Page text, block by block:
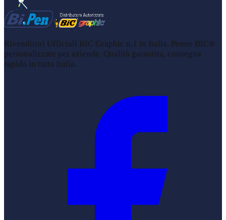
Rivenditori Ufficiali BIC Graphic n.1 in Italia. Penne BIC®
personalizzate per aziende. Qualità garantita, consegna
rapida in tutta Italia.